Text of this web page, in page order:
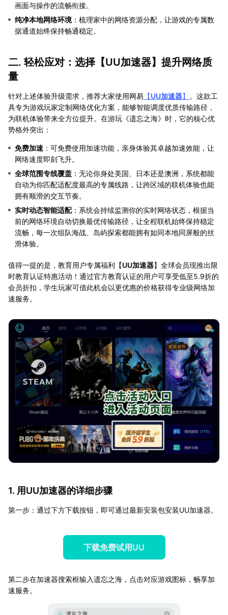
画面与操作的流畅衔接。
纯净本地网络环境‌：梳理家中的网络资源分配，让游戏的专属数
据通道始终保持畅通稳定。
二. 轻松应对：选择【UU加速器】提升网络质
量
针对上述体验升级需求，推荐大家使用网易 【UU加速器】
。这款工
具专为游戏玩家定制网络优化方案，能够智能调度优质传输路径，
为联机体验带来全方位提升。在游玩《遗忘之海》时，它的核心优
势格外突出：
免费加速 ：可免费使用加速功能，亲身体验其卓越加速效能，让
网络速度即刻飞升。
全球范围专线覆盖 ‌：无论你身处美国、日本还是澳洲，系统都能
自动为你匹配适配度最高的专属线路，让跨区域的联机体验也能
拥有顺滑的交互节奏。
实时动态智能适配‌：系统会持续监测你的实时网络状态，根据当
前的网络环境自动切换最优传输路径，让全程联机始终保持稳定
流畅，每一次组队海战、岛屿探索都能拥有如同本地同屏般的丝
滑体验。
值得一提的是，教育用户专属福利【UU加速器】全球会员现推出限
时教育认证特惠活动！通过官方教育认证的用户可享受低至5.9折的
会员折扣，学生玩家可借此机会以更优惠的价格获得专业级网络加
速服务。
1. 用UU加速器的详细步骤
第一步：通过下方下载按钮，即可通过最新安装包安装UU加速器。
下载免费试用UU
第二步在加速器搜索框输入遗忘之海，点击对应游戏图标，畅享加
速服务。